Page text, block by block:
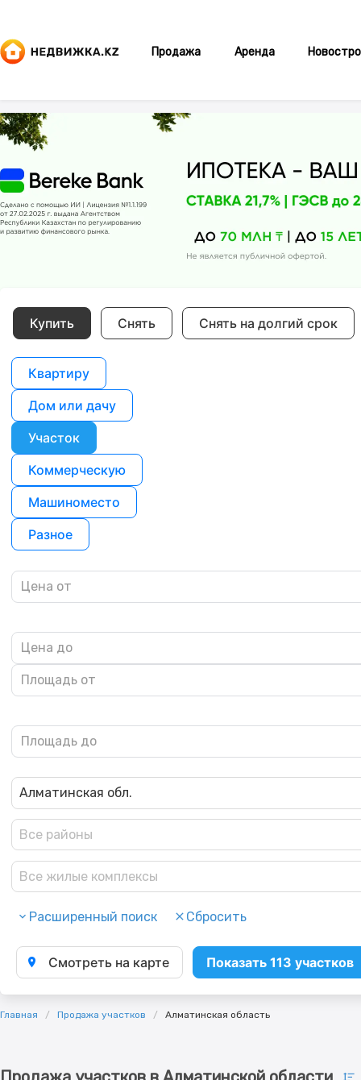
Продажа Аренда
Купить Снять Снять на долгий срок
Квартиру
Дом или дачу
Участок
Коммерческую
Машиноместо
Разное
Алматинская обл.
Все районы
Все жилые комплексы
Расширенный поиск Сбросить
Смотреть на карте Показать 113 участков
Главная Продажа участков Алматинская область